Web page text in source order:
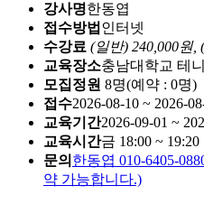
강사명한동엽
접수방법 인터넷
수강료 (일반) 240,000원,
교육장소충남대학교 테
모집정원 8명(예약 : 0명)
접수2026-08-10 ~ 2026-
교육기간2026-09-01 ~
교육시간금 18:00 ~ 19:20
문의 한동엽 010-6405-
약 가능합니다.)